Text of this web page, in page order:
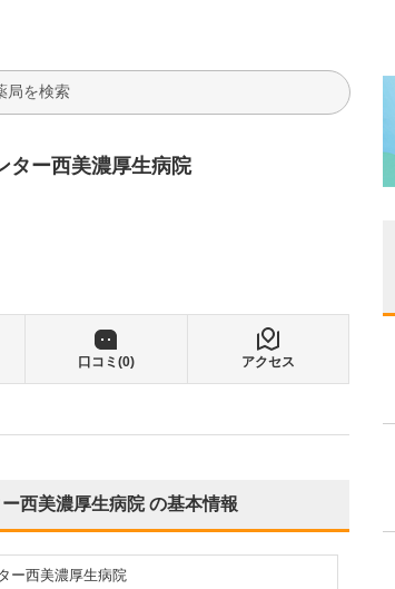
検索
ター西美濃厚生病院
口コミ(0) アクセス
西美濃厚生病院の基本情報
ー西美濃厚生病院